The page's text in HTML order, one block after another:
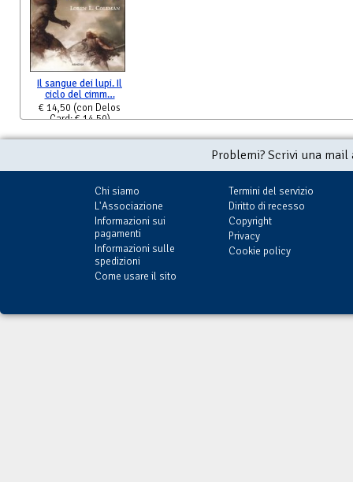
Il sangue dei lupi. Il
ciclo del cimm…
€ 14,50 (con Delos
Card: € 14,50)
Problemi? Scrivi una
Chi siamo
L'Associazione
Informazioni sui
pagamenti
Informazioni sulle
spedizioni
Come usare il sito
Termini del servizio
Diritto di recesso
Copyright
Privacy
Cookie policy